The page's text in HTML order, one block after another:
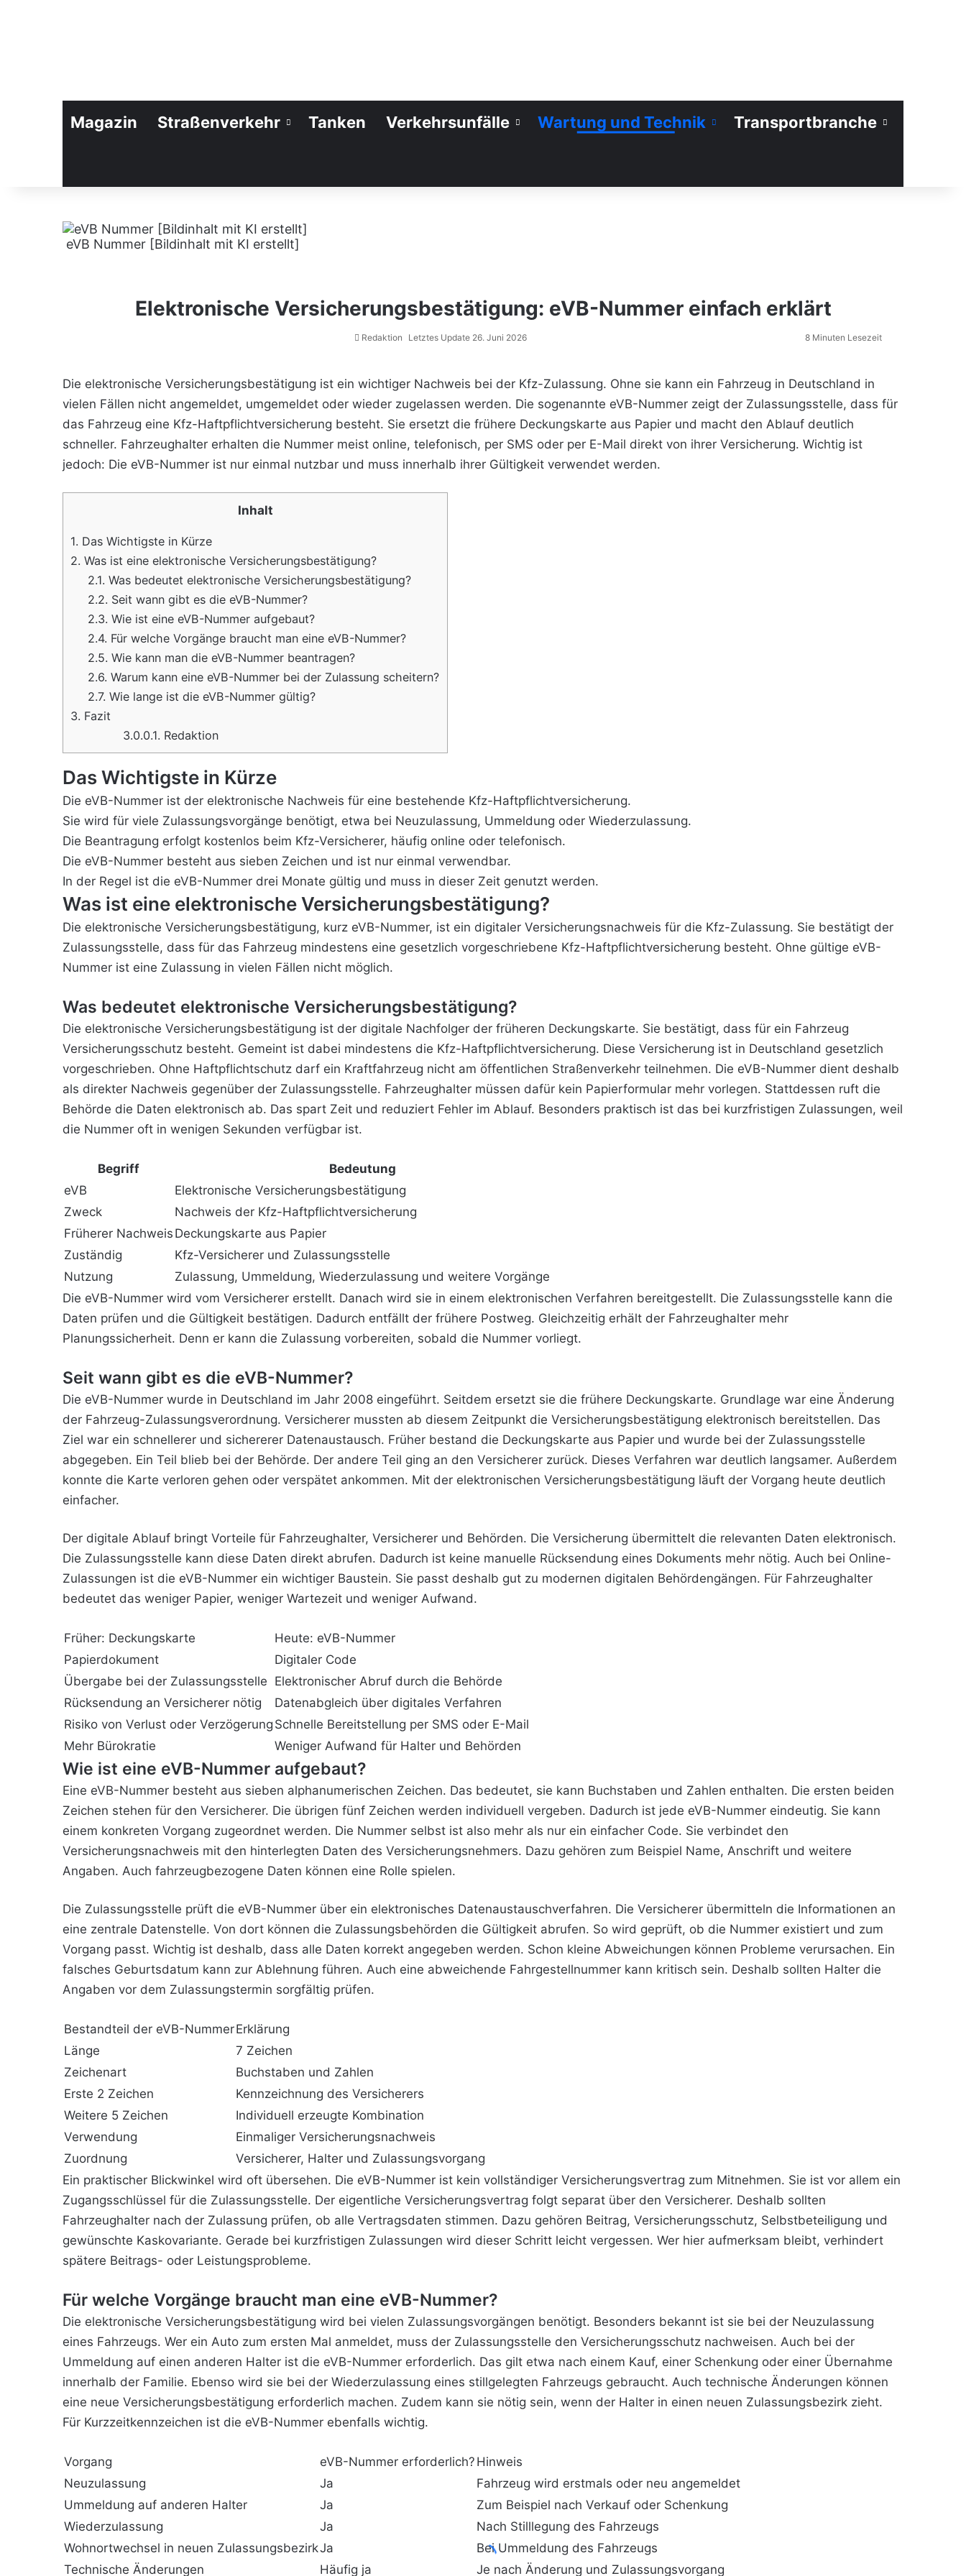
Magazin Straßenverkehr Tanken Verkehrsunfälle Wartung und Technik Transportbranche
eVB Nummer [Bildinhalt mit KI erstellt]
Elektronische Versicherungsbestätigung: eVB-Nummer einfach erklärt
Redaktion Letztes Update 26. Juni 2026 8 Minuten Lesezeit
Die elektronische Versicherungsbestätigung ist ein wichtiger Nachweis bei der Kfz-Zulassung. Ohne sie kann ein Fahrzeug in Deutschland in
vielen Fällen nicht angemeldet, umgemeldet oder wieder zugelassen werden. Die sogenannte eVB-Nummer zeigt der Zulassungsstelle, dass für
das Fahrzeug eine Kfz-Haftpflichtversicherung besteht. Sie ersetzt die frühere Deckungskarte aus Papier und macht den Ablauf deutlich
schneller. Fahrzeughalter erhalten die Nummer meist online, telefonisch, per SMS oder per E-Mail direkt von ihrer Versicherung. Wichtig ist
jedoch: Die eVB-Nummer ist nur einmal nutzbar und muss innerhalb ihrer Gültigkeit verwendet werden.
Inhalt
1. Das Wichtigste in Kürze
2. Was ist eine elektronische Versicherungsbestätigung?
2.1. Was bedeutet elektronische Versicherungsbestätigung?
2.2. Seit wann gibt es die eVB-Nummer?
2.3. Wie ist eine eVB-Nummer aufgebaut?
2.4. Für welche Vorgänge braucht man eine eVB-Nummer?
2.5. Wie kann man die eVB-Nummer beantragen?
2.6. Warum kann eine eVB-Nummer bei der Zulassung scheitern?
2.7. Wie lange ist die eVB-Nummer gültig?
3. Fazit
3.0.0.1. Redaktion
Das Wichtigste in Kürze
Die eVB-Nummer ist der elektronische Nachweis für eine bestehende Kfz-Haftpflichtversicherung.
Sie wird für viele Zulassungsvorgänge benötigt, etwa bei Neuzulassung, Ummeldung oder Wiederzulassung.
Die Beantragung erfolgt kostenlos beim Kfz-Versicherer, häufig online oder telefonisch.
Die eVB-Nummer besteht aus sieben Zeichen und ist nur einmal verwendbar.
In der Regel ist die eVB-Nummer drei Monate gültig und muss in dieser Zeit genutzt werden.
Was ist eine elektronische Versicherungsbestätigung?
Die elektronische Versicherungsbestätigung, kurz eVB-Nummer, ist ein digitaler Versicherungsnachweis für die Kfz-Zulassung. Sie bestätigt der
Zulassungsstelle, dass für das Fahrzeug mindestens eine gesetzlich vorgeschriebene Kfz-Haftpflichtversicherung besteht. Ohne gültige eVB-
Nummer ist eine Zulassung in vielen Fällen nicht möglich.
Was bedeutet elektronische Versicherungsbestätigung?
Die elektronische Versicherungsbestätigung ist der digitale Nachfolger der früheren Deckungskarte. Sie bestätigt, dass für ein Fahrzeug
Versicherungsschutz besteht. Gemeint ist dabei mindestens die Kfz-Haftpflichtversicherung. Diese Versicherung ist in Deutschland gesetzlich
vorgeschrieben. Ohne Haftpflichtschutz darf ein Kraftfahrzeug nicht am öffentlichen Straßenverkehr teilnehmen. Die eVB-Nummer dient deshalb
als direkter Nachweis gegenüber der Zulassungsstelle. Fahrzeughalter müssen dafür kein Papierformular mehr vorlegen. Stattdessen ruft die
Behörde die Daten elektronisch ab. Das spart Zeit und reduziert Fehler im Ablauf. Besonders praktisch ist das bei kurzfristigen Zulassungen, weil
die Nummer oft in wenigen Sekunden verfügbar ist.
Begriff
Bedeutung
eVB
Elektronische Versicherungsbestätigung
Zweck
Nachweis der Kfz-Haftpflichtversicherung
Früherer Nachweis Deckungskarte aus Papier
Zuständig
Kfz-Versicherer und Zulassungsstelle
Nutzung
Zulassung, Ummeldung, Wiederzulassung und weitere Vorgänge
Die eVB-Nummer wird vom Versicherer erstellt. Danach wird sie in einem elektronischen Verfahren bereitgestellt. Die Zulassungsstelle kann die
Daten prüfen und die Gültigkeit bestätigen. Dadurch entfällt der frühere Postweg. Gleichzeitig erhält der Fahrzeughalter mehr
Planungssicherheit. Denn er kann die Zulassung vorbereiten, sobald die Nummer vorliegt.
Seit wann gibt es die eVB-Nummer?
Die eVB-Nummer wurde in Deutschland im Jahr 2008 eingeführt. Seitdem ersetzt sie die frühere Deckungskarte. Grundlage war eine Änderung
der Fahrzeug-Zulassungsverordnung. Versicherer mussten ab diesem Zeitpunkt die Versicherungsbestätigung elektronisch bereitstellen. Das
Ziel war ein schnellerer und sichererer Datenaustausch. Früher bestand die Deckungskarte aus Papier und wurde bei der Zulassungsstelle
abgegeben. Ein Teil blieb bei der Behörde. Der andere Teil ging an den Versicherer zurück. Dieses Verfahren war deutlich langsamer. Außerdem
konnte die Karte verloren gehen oder verspätet ankommen. Mit der elektronischen Versicherungsbestätigung läuft der Vorgang heute deutlich
einfacher.
Der digitale Ablauf bringt Vorteile für Fahrzeughalter, Versicherer und Behörden. Die Versicherung übermittelt die relevanten Daten elektronisch.
Die Zulassungsstelle kann diese Daten direkt abrufen. Dadurch ist keine manuelle Rücksendung eines Dokuments mehr nötig. Auch bei Online-
Zulassungen ist die eVB-Nummer ein wichtiger Baustein. Sie passt deshalb gut zu modernen digitalen Behördengängen. Für Fahrzeughalter
bedeutet das weniger Papier, weniger Wartezeit und weniger Aufwand.
Früher: Deckungskarte
Heute: eVB-Nummer
Papierdokument
Digitaler Code
Übergabe bei der Zulassungsstelle Elektronischer Abruf durch die Behörde
Rücksendung an Versicherer nötig
Datenabgleich über digitales Verfahren
Risiko von Verlust oder Verzögerung Schnelle Bereitstellung per SMS oder E-Mail
Mehr Bürokratie
Weniger Aufwand für Halter und Behörden
Wie ist eine eVB-Nummer aufgebaut?
Eine eVB-Nummer besteht aus sieben alphanumerischen Zeichen. Das bedeutet, sie kann Buchstaben und Zahlen enthalten. Die ersten beiden
Zeichen stehen für den Versicherer. Die übrigen fünf Zeichen werden individuell vergeben. Dadurch ist jede eVB-Nummer eindeutig. Sie kann
einem konkreten Vorgang zugeordnet werden. Die Nummer selbst ist also mehr als nur ein einfacher Code. Sie verbindet den
Versicherungsnachweis mit den hinterlegten Daten des Versicherungsnehmers. Dazu gehören zum Beispiel Name, Anschrift und weitere
Angaben. Auch fahrzeugbezogene Daten können eine Rolle spielen.
Die Zulassungsstelle prüft die eVB-Nummer über ein elektronisches Datenaustauschverfahren. Die Versicherer übermitteln die Informationen an
eine zentrale Datenstelle. Von dort können die Zulassungsbehörden die Gültigkeit abrufen. So wird geprüft, ob die Nummer existiert und zum
Vorgang passt. Wichtig ist deshalb, dass alle Daten korrekt angegeben werden. Schon kleine Abweichungen können Probleme verursachen. Ein
falsches Geburtsdatum kann zur Ablehnung führen. Auch eine abweichende Fahrgestellnummer kann kritisch sein. Deshalb sollten Halter die
Angaben vor dem Zulassungstermin sorgfältig prüfen.
Bestandteil der eVB-NummerErklärung
Länge
7 Zeichen
Zeichenart
Buchstaben und Zahlen
Erste 2 Zeichen
Kennzeichnung des Versicherers
Weitere 5 Zeichen
Individuell erzeugte Kombination
Verwendung
Einmaliger Versicherungsnachweis
Zuordnung
Versicherer, Halter und Zulassungsvorgang
Ein praktischer Blickwinkel wird oft übersehen. Die eVB-Nummer ist kein vollständiger Versicherungsvertrag zum Mitnehmen. Sie ist vor allem ein
Zugangsschlüssel für die Zulassungsstelle. Der eigentliche Versicherungsvertrag folgt separat über den Versicherer. Deshalb sollten
Fahrzeughalter nach der Zulassung prüfen, ob alle Vertragsdaten stimmen. Dazu gehören Beitrag, Versicherungsschutz, Selbstbeteiligung und
gewünschte Kaskovariante. Gerade bei kurzfristigen Zulassungen wird dieser Schritt leicht vergessen. Wer hier aufmerksam bleibt, verhindert
spätere Beitrags- oder Leistungsprobleme.
Für welche Vorgänge braucht man eine eVB-Nummer?
Die elektronische Versicherungsbestätigung wird bei vielen Zulassungsvorgängen benötigt. Besonders bekannt ist sie bei der Neuzulassung
eines Fahrzeugs. Wer ein Auto zum ersten Mal anmeldet, muss der Zulassungsstelle den Versicherungsschutz nachweisen. Auch bei der
Ummeldung auf einen anderen Halter ist die eVB-Nummer erforderlich. Das gilt etwa nach einem Kauf, einer Schenkung oder einer Übernahme
innerhalb der Familie. Ebenso wird sie bei der Wiederzulassung eines stillgelegten Fahrzeugs gebraucht. Auch technische Änderungen können
eine neue Versicherungsbestätigung erforderlich machen. Zudem kann sie nötig sein, wenn der Halter in einen neuen Zulassungsbezirk zieht.
Für Kurzzeitkennzeichen ist die eVB-Nummer ebenfalls wichtig.
Vorgang eVB-Nummer erforderlich? Hinweis
Neuzulassung
Ja
Fahrzeug wird erstmals oder neu angemeldet
Ummeldung auf anderen Halter
Ja
Zum Beispiel nach Verkauf oder Schenkung
Wiederzulassung
Ja
Nach Stilllegung des Fahrzeugs
Wohnortwechsel in neuen ZulassungsbezirkJa
Bei Ummeldung des Fahrzeugs
Technische Änderungen
Häufig ja Je nach Änderung und Zulassungsvorgang